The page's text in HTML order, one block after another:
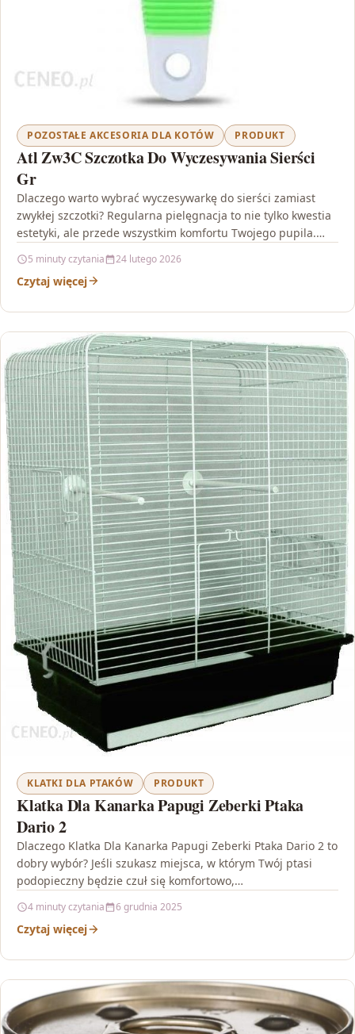
POZOSTAŁE AKCESORIA DLA KOTÓW PRODUKT
Atl Zw3C Szczotka Do Wyczesywania Sierści
Gr
Dlaczego warto wybrać wyczesywarkę do sierści zamiast
zwykłej szczotki? Regularna pielęgnacja to nie tylko kwestia
estetyki, ale przede wszystkim komfortu Twojego pupila.
5 minuty czytania 24 lutego 2026
Czytaj więcej
KLATKI DLA PTAKÓW PRODUKT
Klatka Dla Kanarka Papugi Zeberki Ptaka
Dario 2
Dlaczego Klatka Dla Kanarka Papugi Zeberki Ptaka Dario 2 to
dobry wybór? Jeśli szukasz miejsca, w którym Twój ptasi
podopieczny będzie czuł się komfortowo,…
4 minuty czytania 6 grudnia 2025
Czytaj więcej